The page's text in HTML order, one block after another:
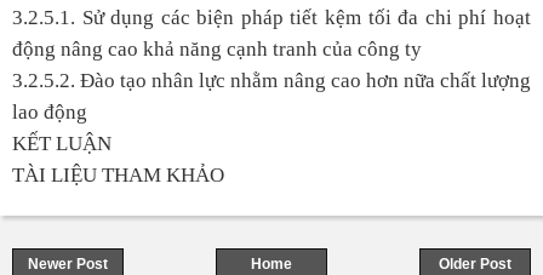
3.2.5.1. Sử dụng các biện pháp tiết kệm tối đa chi phí hoạt
động nâng cao khả năng cạnh tranh của công ty
3.2.5.2. Đào tạo nhân lực nhằm nâng cao hơn nữa chất lượng
lao động
KẾT LUẬN
TÀI LIỆU THAM KHẢO
Newer Post Older Post
Home